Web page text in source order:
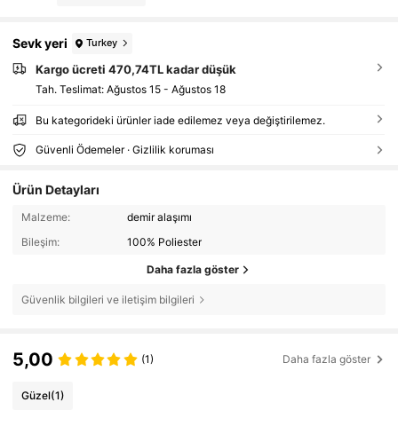
Sevk yeri Turkey
Kargo ücreti 470,74TL kadar düşük
Tah. Teslimat: Ağustos 15 - Ağustos 18
Bu kategorideki ürünler iade edilemez veya değiştirilemez.
Güvenli Ödemeler · Gizlilik koruması
Ürün Detayları
Malzeme:
demir alaşımı
Bileşim:
100% Poliester
Daha fazla göster
Güvenlik bilgileri ve iletişim bilgileri
5,00 (1) Daha fazla göster
Güzel(1)